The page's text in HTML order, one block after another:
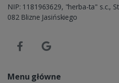
NIP: 1181963629, "herba-ta" s.c.,
082 Blizne Jasińskiego
Menu główne